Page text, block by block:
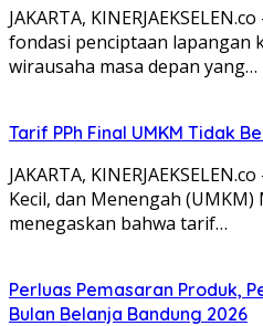
JAKARTA,
fondasi penciptaan lapangan
wirausaha masa depan yang…
Tarif PPh Final UMKM Tidak
JAKARTA,
Kecil, dan Menengah
menegaskan bahwa tarif…
Perluas Pemasaran Produk,
Bulan Belanja Bandung 2026